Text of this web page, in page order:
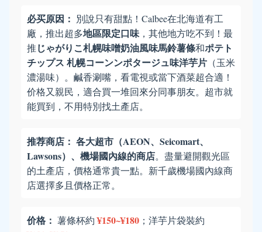
必买原因： 別說只有甜點！Calbee在北海道有工
廠，推出超多地區限定口味，其他地方吃不到！最
推じゃがりこ札幌味噌奶油風味馬鈴薯條和ポテト
チップス 札幌コーンンポタージュ味洋芋片 （玉米
濃湯味）。鹹香涮嘴，看電視或當下酒菜超合適！
价格又親民，適合買一堆回來分同事朋友。超市就
能買到，不用特別找土產店。
推荐商店： 各大超市（AEON、Seicomart、
Lawsons）、機場國內線的商店。盡量避開觀光區
的土產店，價格通常貴一點。新千歲機場國內線商
店選擇多且價格正常。
价格： 薯條杯約¥150~¥180 ；洋芋片袋裝約